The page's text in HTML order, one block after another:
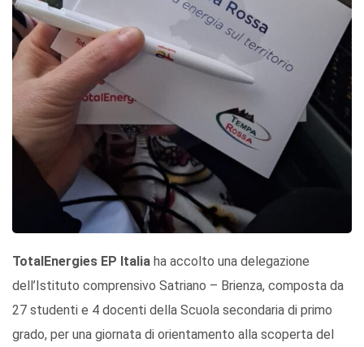
TotalEnergies EP Italia ha accolto una delegazione
dell’Istituto comprensivo Satriano – Brienza, composta da
27 studenti e 4 docenti della Scuola secondaria di primo
grado, per una giornata di orientamento alla scoperta del